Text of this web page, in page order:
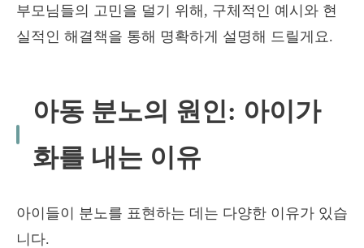
부모님들의 고민을 덜기 위해, 구체적인 예시와 현
실적인 해결책을 통해 명확하게 설명해 드릴게요.
아동 분노의 원인: 아이가
화를 내는 이유
아이들이 분노를 표현하는 데는 다양한 이유가 있습
니다.